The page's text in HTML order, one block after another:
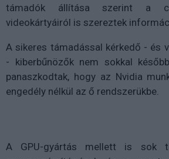
támadók állítása szerint a
videokártyáiról is szereztek
A sikeres támadással kérkedő - és
- kiberbűnözők nem sokkal
panaszkodtak, hogy az Nvidia
engedély nélkül az ő rendszerükbe.
A GPU-gyártás mellett is sok